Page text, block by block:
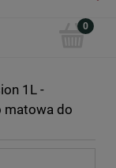
1L -
matowa do